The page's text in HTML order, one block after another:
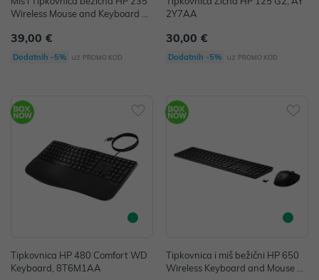
Wireless Mouse and Keyboard Co
39,00 €
Dodatnih -5% uz PROMO KOD
2Y7AA
30,00 €
Dodatnih -5% uz PROMO KOD
Tipkovnica HP 480 Comfort WD
Keyboard, 8T6M1AA
Tipkovnica i miš bežični HP 650
Wireless Keyboard and Mouse Co